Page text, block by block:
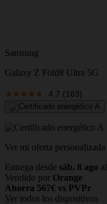
Samsung
Galaxy Z Fold8 Ultra 5G
4.7 (183)
Ver mi oferta personalizada
Entrega desde sáb, 8 ago al
Vendido por Orange
Ahorra 567€ vs PVPr
Ver todos los dispositivos